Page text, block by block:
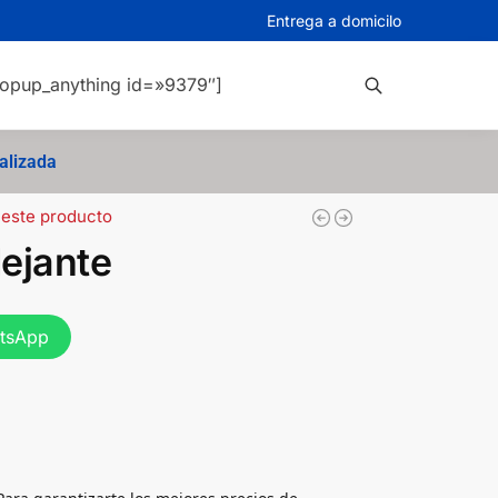
Entrega a domicilo
id=»9379″]
producto